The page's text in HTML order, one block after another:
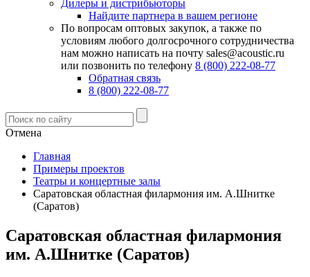
Дилеры и дистрибьюторы
Найдите партнера в вашем регионе
По вопросам оптовых закупок, а также по
условиям любого долгосрочного сотрудничества
нам можно написать на почту sales@acoustic.ru
или позвонить по телефону 8 (800) 222-08-77
Обратная связь
8 (800) 222-08-77
Отмена
Главная
Примеры проектов
Театры и концертные залы
Саратовская областная филармония им. А.Шнитке
(Саратов)
Саратовская областная филармония
им. А.Шнитке (Саратов)